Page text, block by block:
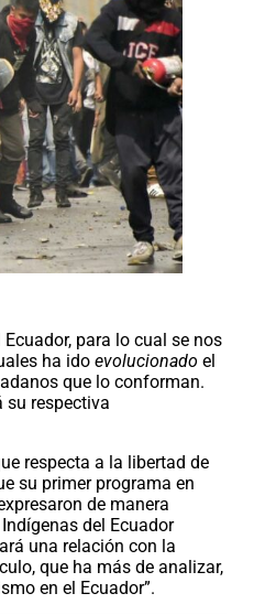
para lo cual se nos
ha idoevolucionado el
que lo conforman.
su respectiva
respecta a la libertad de
su primer programa en
de manera
del Ecuador
una relación con la
que ha más de analizar,
en el Ecuador”.